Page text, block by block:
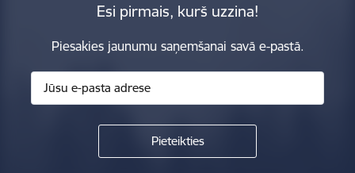
Esi pirmais, kurš uzzina!
Piesakies jaunumu saņemšanai savā e-pastā.